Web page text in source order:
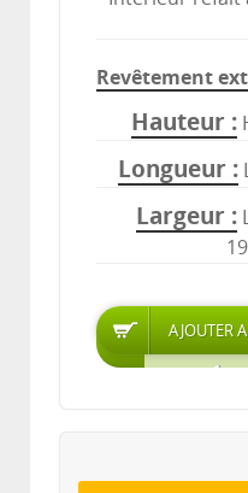
Revêtement
Hauteur
Longueur
Largeur